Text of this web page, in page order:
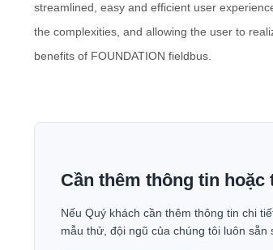
streamlined, easy and efficient user
the complexities, and allowing the user to
benefits of FOUNDATION fieldbus.
Cần thêm thông tin
Nếu Quý khách cần thêm thông tin chi
mẫu thử, đội ngũ của chúng tôi luôn sẵn